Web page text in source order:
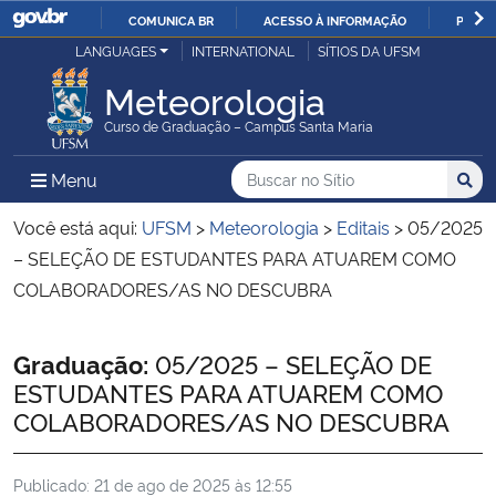
IR
O
COMUNICA BR ACESSO À INFORMAÇÃO
Ministério da Justiça e Segurança Pública
Ministério da Defesa
Ministério das Relações Exteriores
Ministério da Economia
Ministério da Agricultura, Pecuária e Abastecimento
Ministério da Educação
LANGUAGES INTERNATIONAL SÍTIOS DA UFSM
Meteorologia
Curso de Graduação – Campus Santa Maria
Menu Menu Principal do Sítio
Busca
Buscar no no Sítio
Busca:
Você está aqui: UFSM > Meteorologia > Editais >05/2025
– SELEÇÃO DE ESTUDANTES PARA ATUAREM COMO
COLABORADORES/AS NO DESCUBRA
Início do conteúdo
Graduação: 05/2025 – SELEÇÃO DE
ESTUDANTES PARA ATUAREM COMO
COLABORADORES/AS NO DESCUBRA
Publicado: 21 de ago de 2025 às 12:55